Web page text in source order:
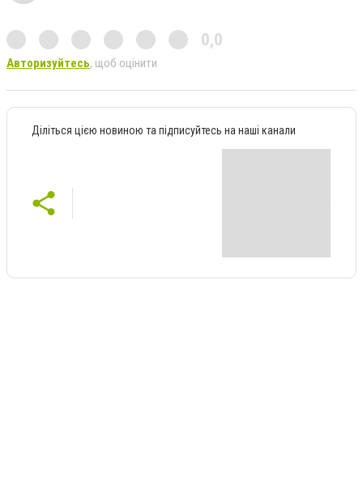
0,0
Авторизуйтесь, щоб оцінити
Діліться цією новиною та підписуйтесь на наші канали